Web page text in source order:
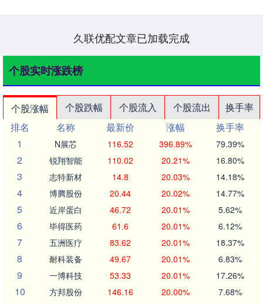
久联优配文章已加载完成
个股实时涨跌榜
个股涨幅 个股跌幅 个股流入 个股流出
换手率
排名
名称 最新价 涨幅
换手率
1
N展芯 116.52 396.89% 79.39%
2 锐翔智能 110.02 20.21% 16.80%
3 志特新材 14.8 20.03% 14.18%
4 博腾股份 20.44 20.02% 14.77%
5 近岸蛋白 46.72 20.01% 5.62%
6 毕得医药 61.6 20.01% 6.12%
7 五洲医疗 83.62 20.01% 18.37%
8 耐科装备 49.67 20.01% 6.83%
9 一博科技 53.33 20.01% 17.26%
10 方邦股份 146.16 20.00% 7.68%